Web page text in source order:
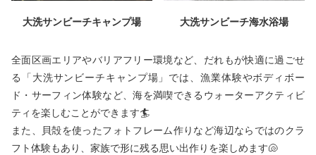
大洗サンビーチキャンプ場 大洗サンビーチ海水浴場
全面区画エリアやバリアフリー環境など、だれもが快適に過ごせ
る「大洗サンビーチキャンプ場」では、漁業体験やボディボー
ド・サーフィン体験など、海を満喫できるウォーターアクティビ
ティを楽しむことができます🏄
また、貝殻を使ったフォトフレーム作りなど海辺ならではのクラ
フト体験もあり、家族で形に残る思い出作りを楽しめます🐚